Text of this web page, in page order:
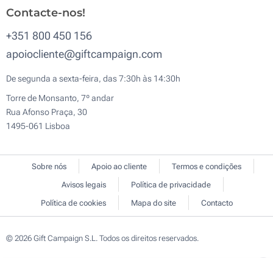
Contacte-nos!
+351 800 450 156
apoiocliente@giftcampaign.com
De segunda a sexta-feira, das 7:30h às 14:30h
Torre de Monsanto, 7º andar
Rua Afonso Praça, 30
1495-061 Lisboa
Sobre nós Apoio ao cliente
Termos e condições
Avisos legais
Política de privacidade
Política de cookies
Mapa do site Contacto
© 2026 Gift Campaign S.L. Todos os direitos reservados.